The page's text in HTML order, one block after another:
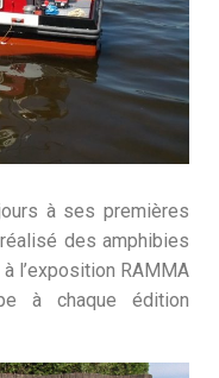
à ses premières
des amphibies
l’exposition RAMMA
à chaque édition